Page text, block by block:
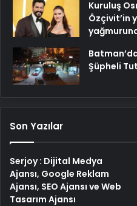
Kuruluş
Özçivit’in
Şüpheli
Son Yazılar
Serjoy : Dijital Medya
Ajansı, Google Reklam
Ajansı, SEO Ajansı ve Web
Tasarım Ajansı